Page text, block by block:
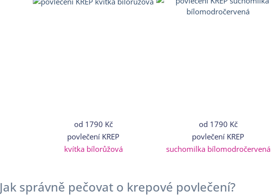
od 1790 Kč
povlečení KREP
kvítka bílorůžová
od 1790 Kč
povlečení KREP
suchomilka bílomodročervená
Jak správně pečovat o krepové povlečení?